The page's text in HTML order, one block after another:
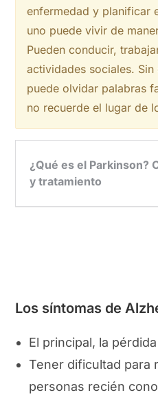
enfermedad y planificar
uno puede vivir de
Pueden conducir,
actividades sociales.
puede olvidar palabras
no recuerde el lugar de
Los síntomas de
El principal, la
Tener dificultad para
personas recién